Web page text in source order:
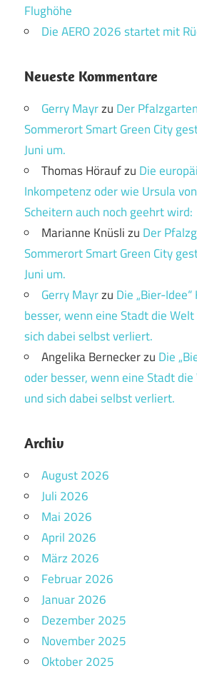
Flughöhe
Die AERO 2026 startet mit
Neueste Kommentare
Gerry Mayrzu Der
Sommerort Smart Green City
Juni um.
Thomas Höraufzu Die
Inkompetenz oder wie Ursula
Scheitern auch noch geehrt wird:
Marianne Knüslizu Der
Sommerort Smart Green City
Juni um.
Gerry Mayrzu Die „Bier-
besser, wenn eine Stadt die
sich dabei selbst verliert.
Angelika Berneckerzu Die
oder besser, wenn eine Stadt
und sich dabei selbst verliert.
Archiv
August 2026
Juli 2026
Mai 2026
April 2026
März 2026
Februar 2026
Januar 2026
Dezember 2025
November 2025
Oktober 2025